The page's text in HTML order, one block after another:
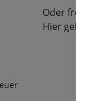
Oder
Hier geht's